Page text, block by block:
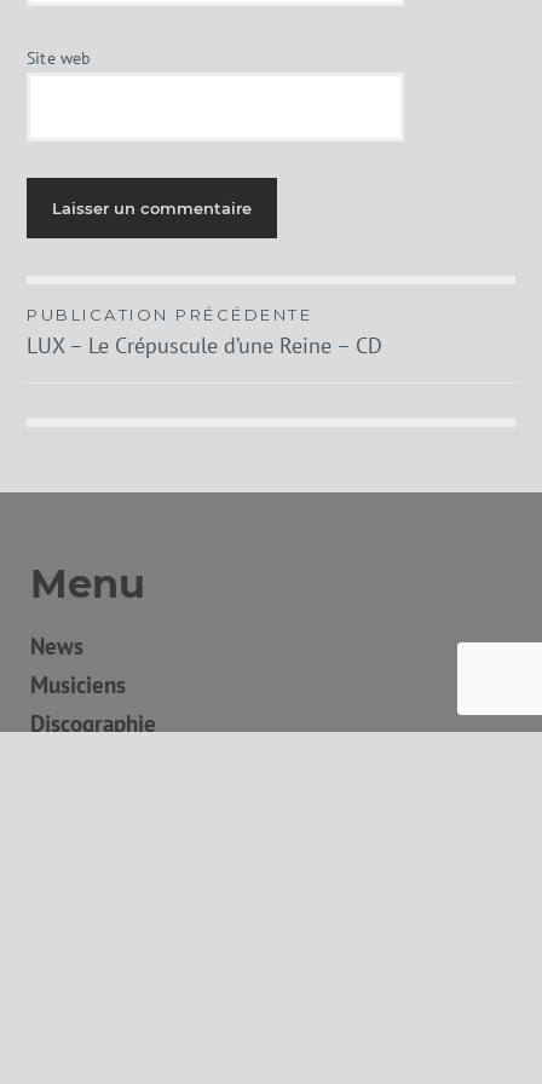
Site web
Navigation
de
PUBLICATION PRÉCÉDENTE
LUX – Le Crépuscule d’une Reine – CD
Menu
News
Musiciens
Discographie